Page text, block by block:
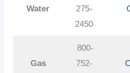
Water
275-
2450
Gas
800-
752-